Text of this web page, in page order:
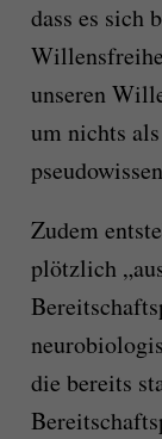
dass es sich
unseren
um nichts
Zudem
plötzlich
die bereits